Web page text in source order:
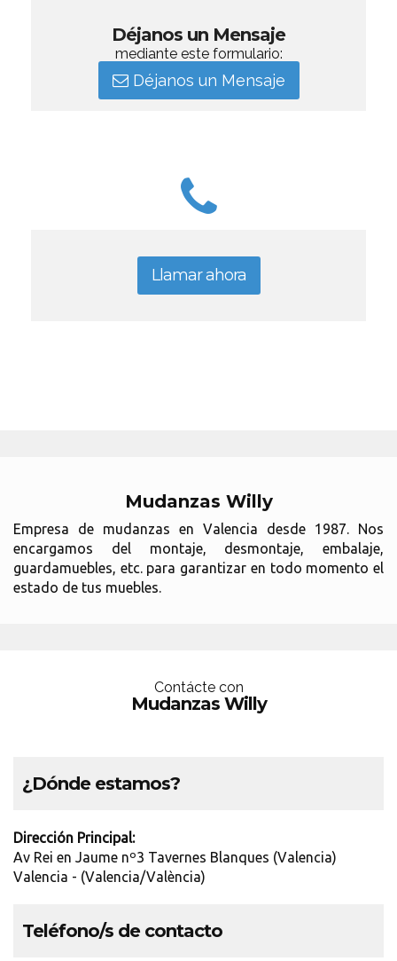
Déjanos un Mensaje
mediante este formulario:
Déjanos un Mensaje
Llamar ahora
Mudanzas Willy
Empresa de mudanzas en Valencia desde 1987. Nos
encargamos del montaje, desmontaje, embalaje,
guardamuebles, etc. para garantizar en todo momento el
estado de tus muebles.
Contácte con
Mudanzas Willy
¿Dónde estamos?
Dirección Principal:
Av Rei en Jaume nº3 Tavernes Blanques (Valencia)
Valencia - (Valencia/València)
Teléfono/s de contacto